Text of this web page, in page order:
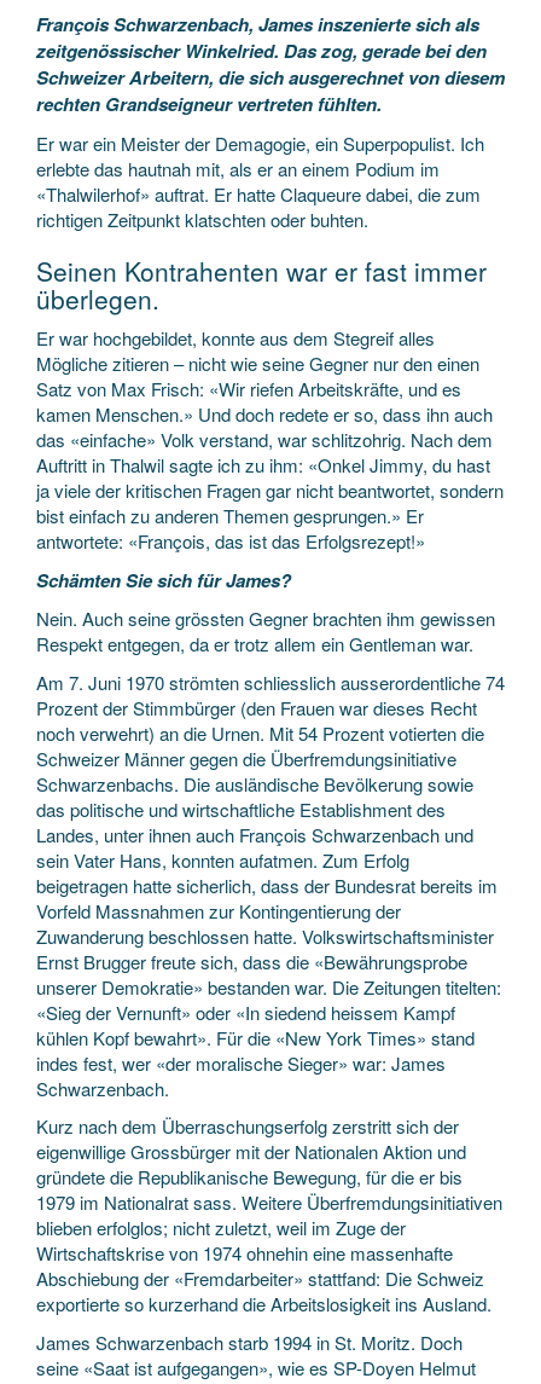
François Schwarzenbach, James inszenierte sich als
zeitgenössischer Winkelried. Das zog, gerade bei den
Schweizer Arbeitern, die sich ausgerechnet von diesem
rechten Grandseigneur vertreten fühlten.
Er war ein Meister der Demagogie, ein Superpopulist. Ich
erlebte das hautnah mit, als er an einem Podium im
«Thalwilerhof» auftrat. Er hatte Claqueure dabei, die zum
richtigen Zeitpunkt klatschten oder buhten.
Seinen Kontrahenten war er fast immer
überlegen.
Er war hochgebildet, konnte aus dem Stegreif alles
Mögliche zitieren – nicht wie seine Gegner nur den einen
Satz von Max Frisch: «Wir riefen Arbeitskräfte, und es
kamen Menschen.» Und doch redete er so, dass ihn auch
das «einfache» Volk verstand, war schlitzohrig. Nach dem
Auftritt in Thalwil sagte ich zu ihm: «Onkel Jimmy, du hast
ja viele der kritischen Fragen gar nicht beantwortet, sondern
bist einfach zu anderen Themen gesprungen.» Er
antwortete: «François, das ist das Erfolgsrezept!»
Schämten Sie sich für James?
Nein. Auch seine grössten Gegner brachten ihm gewissen
Respekt entgegen, da er trotz allem ein Gentleman war.
Am 7. Juni 1970 strömten schliesslich ausserordentliche 74
Prozent der Stimmbürger (den Frauen war dieses Recht
noch verwehrt) an die Urnen. Mit 54 Prozent votierten die
Schweizer Männer gegen die Überfremdungsinitiative
Schwarzenbachs. Die ausländische Bevölkerung sowie
das politische und wirtschaftliche Establishment des
Landes, unter ihnen auch François Schwarzenbach und
sein Vater Hans, konnten aufatmen. Zum Erfolg
beigetragen hatte sicherlich, dass der Bundesrat bereits im
Vorfeld Massnahmen zur Kontingentierung der
Zuwanderung beschlossen hatte. Volkswirtschaftsminister
Ernst Brugger freute sich, dass die «Bewährungsprobe
unserer Demokratie» bestanden war. Die Zeitungen titelten:
«Sieg der Vernunft» oder «In siedend heissem Kampf
kühlen Kopf bewahrt». Für die «New York Times» stand
indes fest, wer «der moralische Sieger» war: James
Schwarzenbach.
Kurz nach dem Überraschungserfolg zerstritt sich der
eigenwillige Grossbürger mit der Nationalen Aktion und
gründete die Republikanische Bewegung, für die er bis
1979 im Nationalrat sass. Weitere Überfremdungsinitiativen
blieben erfolglos; nicht zuletzt, weil im Zuge der
Wirtschaftskrise von 1974 ohnehin eine massenhafte
Abschiebung der «Fremdarbeiter» stattfand: Die Schweiz
exportierte so kurzerhand die Arbeitslosigkeit ins Ausland.
James Schwarzenbach starb 1994 in St. Moritz. Doch
seine «Saat ist aufgegangen», wie es SP-Doyen Helmut